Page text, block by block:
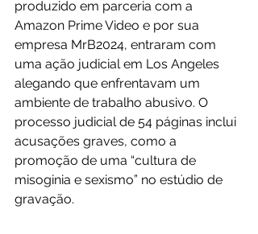
produzido em parceria com a
Amazon Prime Video e por sua
empresa MrB2024, entraram com
uma ação judicial em Los Angeles
alegando que enfrentavam um
ambiente de trabalho abusivo. O
processo judicial de 54 páginas inclui
acusações graves, como a
promoção de uma “cultura de
misoginia e sexismo” no estúdio de
gravação.